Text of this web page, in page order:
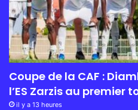
Coupe de la CAF :
l’ES Zarzis au premier
il y a 13 heures